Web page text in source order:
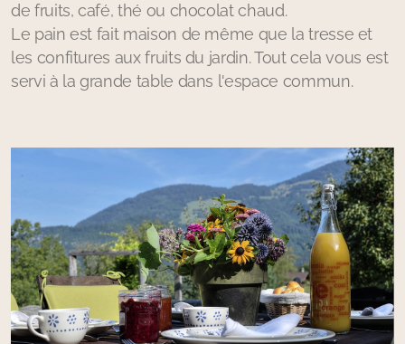
de fruits, café, thé ou chocolat chaud.
Le pain est fait maison de même que la tresse et
les confitures aux fruits du jardin. Tout cela vous est
servi à la grande table dans l'espace commun.